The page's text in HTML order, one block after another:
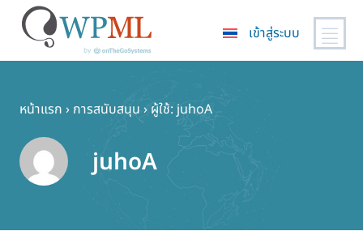
หลัก
เข้าสู่ระบบ
หน้าแรก › การสนับสนุน › ผู้ใช้: juhoA
juhoA